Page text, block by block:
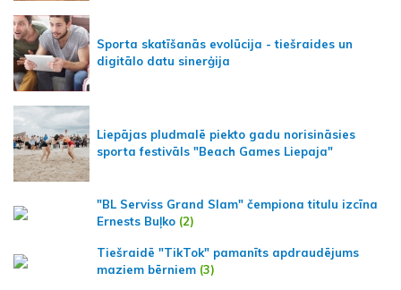
Sporta skatīšanās evolūcija - tiešraides un
digitālo datu sinerģija
Liepājas pludmalē piekto gadu norisināsies
sporta festivāls "Beach Games Liepaja"
"BL Serviss Grand Slam" čempiona titulu izcīna
Ernests Buļko (2)
Tiešraidē "TikTok" pamanīts apdraudējums
maziem bērniem (3)